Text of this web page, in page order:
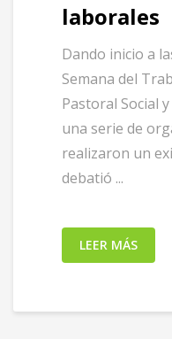
laborales
Dando inicio a
Semana del
Pastoral Social
una serie de
realizaron un
debatió ...
LEER MÁS